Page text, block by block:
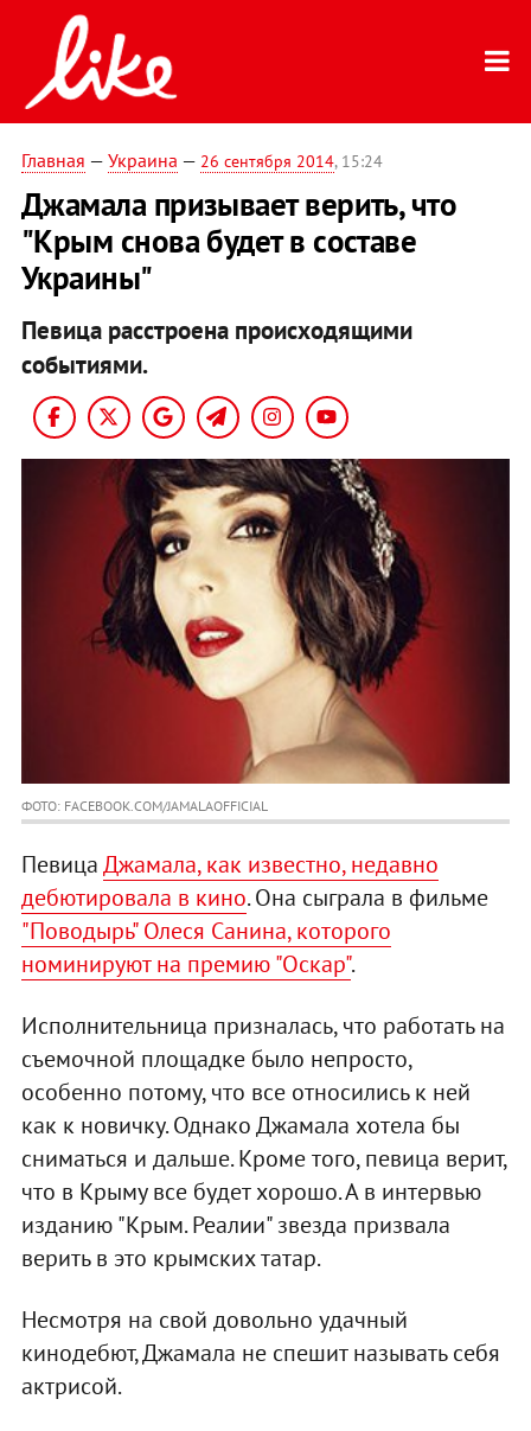
Главная — Украина — 26 сентября 2014, 15:24
Джамала призывает верить, что
"Крым снова будет в составе
Украины"
Певица расстроена происходящими
событиями.
ФОТО: FACEBOOK.COM/JAMALAOFFICIAL
ПевицаДжамала, как известно, недавно
дебютировала в кино. Она сыграла в фильме
"Поводырь" Олеся Санина, которого
номинируют на премию "Оскар".
Исполнительница призналась, что работать на
съемочной площадке было непросто,
особенно потому, что все относились к ней
как к новичку. Однако Джамала хотела бы
сниматься и дальше. Кроме того, певица верит,
что в Крыму все будет хорошо. А в интервью
изданию "Крым. Реалии" звезда призвала
верить в это крымских татар.
Несмотря на свой довольно удачный
кинодебют, Джамала не спешит называть себя
актрисой.